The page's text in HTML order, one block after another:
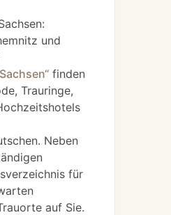
und
finden
Trauringe,
Neben
für
auf Sie.